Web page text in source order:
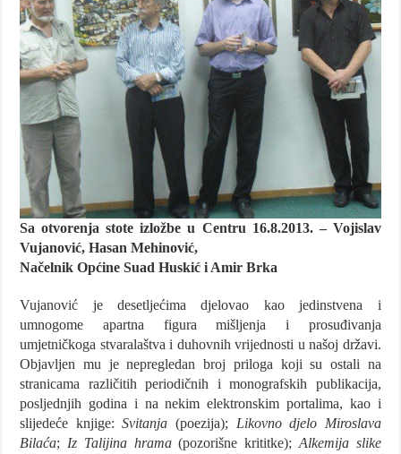
Sa otvorenja stote izložbe u Centru 16.8.2013. – Vojislav
Vujanović,Hasan Mehinović,
Načelnik Općine Suad Huskić i Amir Brka
Vujanović je desetljećima djelovao kao jedinstvena i
umnogome apartna figura mišljenja i prosuđivanja
umjetničkoga stvaralaštva i duhovnih vrijednosti u našoj državi.
Objavljen mu je nepregledan broj priloga koji su ostali na
stranicama različitih periodičnih i monografskih publikacija,
posljednjih godina i na nekim elektronskim portalima, kao i
slijedeće knjige:Svitanja (poezija); Likovno djelo Miroslava
Bilaća; Iz Talijina hrama(pozorišne krititke); Alkemija slike